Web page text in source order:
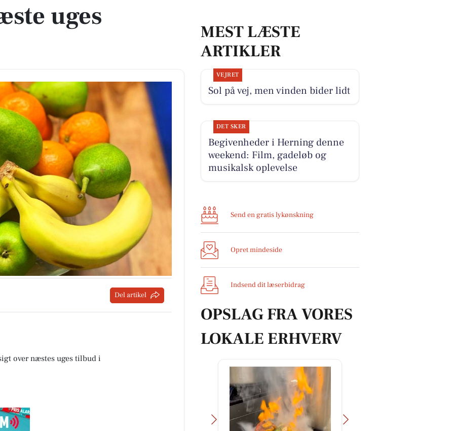
uges
Del artikel
over næstes uges tilbud i
MEST LÆSTE
ARTIKLER
VEJRET
Sol på vej, men vinden bider lidt
DET SKER
Begivenheder i Herning denne
weekend: Film, gadeløb og
musikalsk oplevelse
Send en gratis lykønskning
Opret mindeside
Indsend dit læserbidrag
OPSLAG FRA VORES
LOKALE ERHVERV